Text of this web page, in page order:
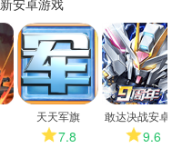
多
天天军旗
7.8
敢达决战安
9.6